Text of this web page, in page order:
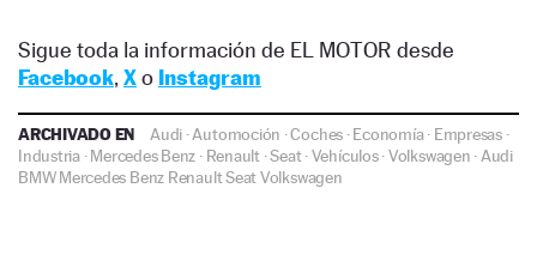
Sigue toda la información de EL MOTOR desde
Facebook, Xo Instagram
ARCHIVADO EN Audi ·Automoción ·Coches ·Economía· Empresas ·
Industria·Mercedes Benz · Renault·Seat·Vehículos·Volkswagen · Audi
BMW Mercedes Benz RenaultSeatVolkswagen